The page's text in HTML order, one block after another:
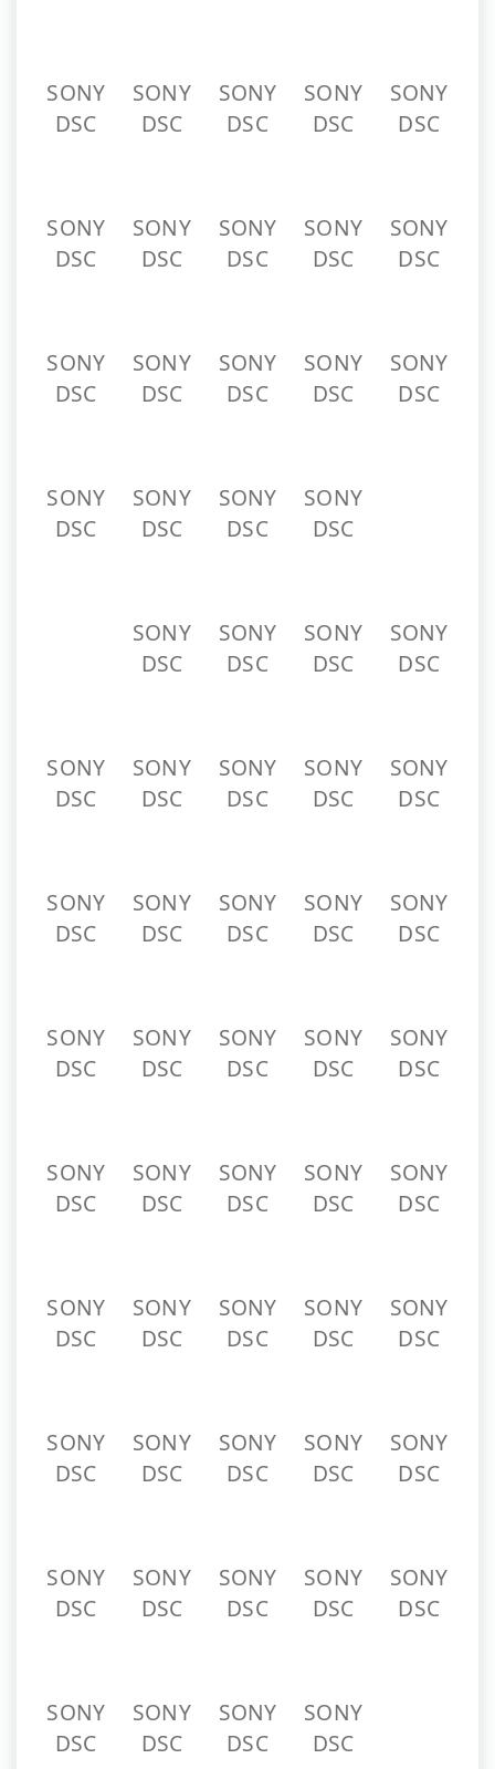
SONY
DSC
SONY
DSC
SONY
DSC
SONY
DSC
SONY
DSC
SONY
DSC
SONY
DSC
SONY
DSC
SONY
DSC
SONY
DSC
SONY
DSC
SONY
DSC
SONY
DSC
SONY
DSC
SONY
DSC
SONY
DSC
SONY
DSC
SONY
DSC
SONY
DSC
SONY
DSC
SONY
DSC
SONY
DSC
SONY
DSC
SONY
DSC
SONY
DSC
SONY
DSC
SONY
DSC
SONY
DSC
SONY
DSC
SONY
DSC
SONY
DSC
SONY
DSC
SONY
DSC
SONY
DSC
SONY
DSC
SONY
DSC
SONY
DSC
SONY
DSC
SONY
DSC
SONY
DSC
SONY
DSC
SONY
DSC
SONY
DSC
SONY
DSC
SONY
DSC
SONY
DSC
SONY
DSC
SONY
DSC
SONY
DSC
SONY
DSC
SONY
DSC
SONY
DSC
SONY
DSC
SONY
DSC
SONY
DSC
SONY
DSC
SONY
DSC
SONY
DSC
SONY
DSC
SONY
DSC
SONY
DSC
SONY
DSC